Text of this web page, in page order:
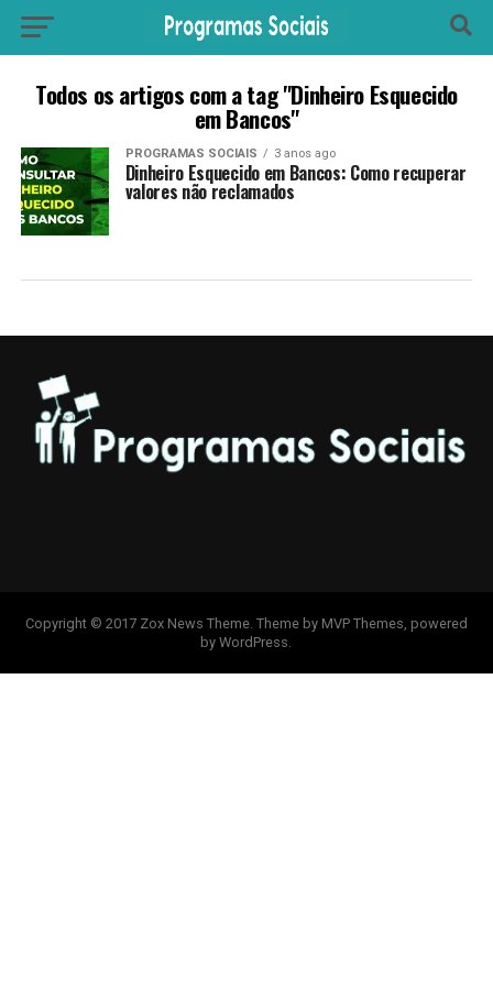
Todos os artigos com a tag "Dinheiro Esquecido
em Bancos"
PROGRAMAS SOCIAIS 3 anos ago
Dinheiro Esquecido em Bancos: Como recuperar
valores não reclamados
Copyright © 2017 Zox News Theme. Theme by MVP Themes, powered
by WordPress.